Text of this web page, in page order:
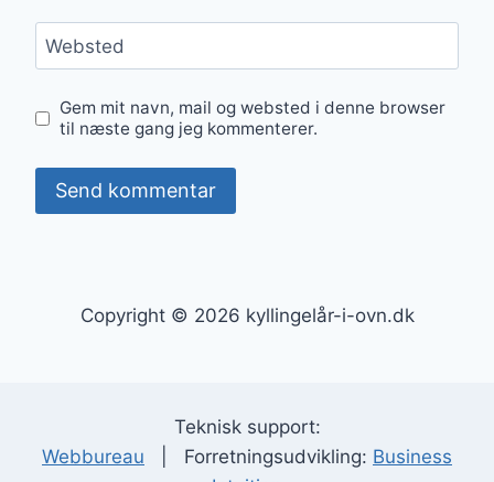
Websted
Gem mit navn, mail og websted i denne browser
til næste gang jeg kommenterer.
Copyright © 2026 kyllingelår-i-ovn.dk
Teknisk support:
Webbureau | Forretningsudvikling: Business